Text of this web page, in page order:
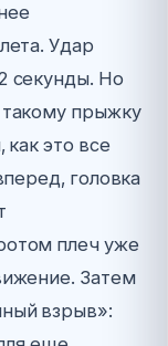
Удар
секунды. Но
прыжку
это все
головка
плеч уже
Затем
взрыв»: